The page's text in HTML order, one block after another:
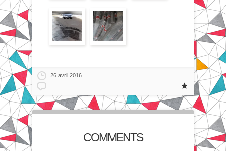
26 avril 2016
COMMENTS